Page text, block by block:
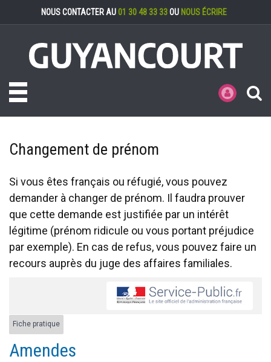
NOUS CONTACTER AU 01 30 48 33 33OU NOUS ÉCRIRE
Toggle navigation MES
Changement de prénom
Si vous êtes français ou réfugié, vous pouvez
demander à changer de prénom. Il faudra prouver
que cette demande est justifiée par un intérêt
légitime (prénom ridicule ou vous portant préjudice
par exemple). En cas de refus, vous pouvez faire un
recours auprès du juge des affaires familiales.
Fiche pratique
Amendes